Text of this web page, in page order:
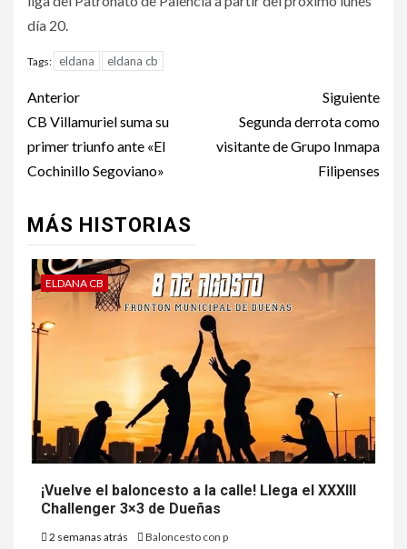
día 20.
Tags: eldana eldana cb
Anterior
CB Villamuriel suma su
primer triunfo ante «El
Cochinillo Segoviano»
Siguiente
Segunda derrota como
visitante de Grupo Inmapa
Filipenses
MÁS HISTORIAS
ELDANA CB
¡Vuelve el baloncesto a la calle! Llega el XXXIII
Challenger 3×3 de Dueñas
2 semanas atrás Baloncesto con p